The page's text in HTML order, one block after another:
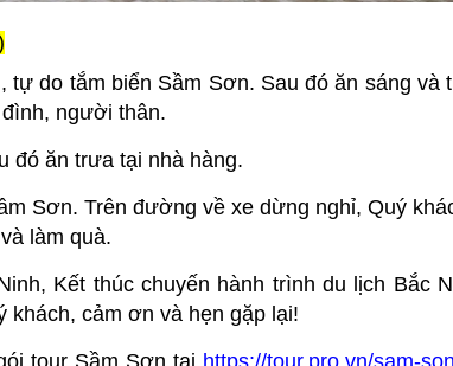
do tắm biển Sầm Sơn. Sau đó ăn sáng và
người thân.
đó ăn trưa tại nhà hàng.
Sơn. Trên đường về xe dừng nghỉ, Quý
làm quà.
Kết thúc chuyến hành trình du lịch Bắc
khách, cảm ơn và hẹn gặp lại!
tour Sầm Sơn tại https://tour.pro.vn/sam-son